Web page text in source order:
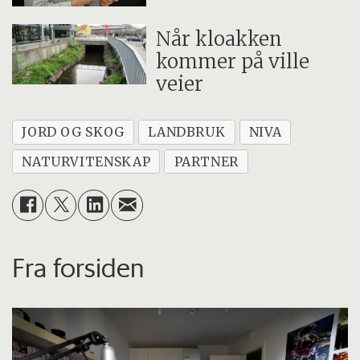
Når kloakken
kommer på ville
veier
JORD OG SKOG LANDBRUK
NIVA
NATURVITENSKAP
PARTNER
Fra forsiden